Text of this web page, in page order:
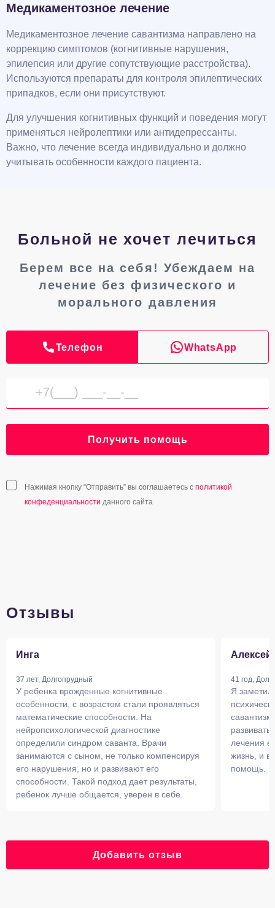
Медикаментозное лечение
Медикаментозное лечение савантизма направлено на
коррекцию симптомов (когнитивные нарушения,
эпилепсия или другие сопутствующие расстройства).
Используются препараты для контроля эпилептических
припадков, если они присутствуют.
Для улучшения когнитивных функций и поведения могут
применяться нейролептики или антидепрессанты.
Важно, что лечение всегда индивидуально и должно
учитывать особенности каждого пациента.
Больной не хочет лечиться
Берем все на себя! Убеждаем на
лечение без физического и
морального давления
Телефон WhatsApp
Получить помощь
Нажимая кнопку “Отправить” вы соглашаетесь с политикой
конфеденциальности данного сайта
Отзывы
Инга
37 лет, Долгопрудный
У ребенка врожденные когнитивные
особенности, с возрастом стали проявляться
математические способности. На
нейропсихологической диагностике
определили синдром саванта. Врачи
занимаются с сыном, не только компенсируя
его нарушения, но и развивают его
способности. Такой подход дает результаты,
ребенок лучше общается, уверен в себе.
Алексей
41 год,
Я заметил
лечения
жизнь, и
помощь.
Добавить отзыв